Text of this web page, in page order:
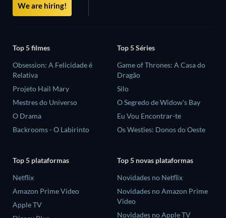
We are hiring!
Top 5 filmes
Obsession: A Felicidade é
Relativa
Projeto Hail Mary
Mestres do Universo
O Drama
Backrooms - O Labirinto
Top 5 Séries
Game of Thrones: A Casa do
Dragão
Silo
O Segredo de Widow's Bay
Eu Vou Encontrar-te
Os Westies: Donos do Oeste
Top 5 plataformas
Netflix
Amazon Prime Video
Apple TV
Top 5 novas plataformas
Novidades no Netflix
Novidades no Amazon Prime
Video
Novidades no Apple TV